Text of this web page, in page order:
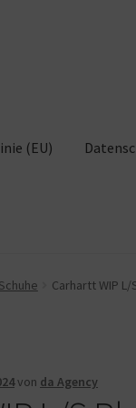
(EU)
Datenschutz
Schuhe Carhartt WIP L/
von da Agency